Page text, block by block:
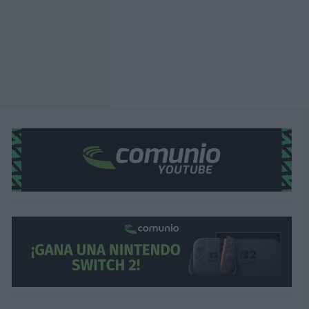
Maxi Gómez (Valencia, delantero,
Tras ser castigado por Bordalás por sobrepeso,
y, pese a las bajas con las que contaban los
Maxi apenas tocó 3 balones en los 28 minutos
en SofaScore y 1 punto Comunio. La
partidos. El no tener el puesto de titular
Ousmane Dembélé (Barcelona,